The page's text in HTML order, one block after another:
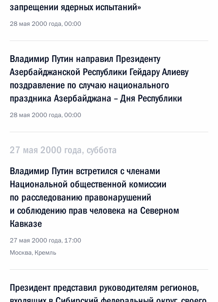
запрещении ядерных испытаний»
28 мая 2000 года, 00:00
Владимир Путин направил Президенту
Азербайджанской Республики Гейдару Алиеву
поздравление по случаю национального
праздника Азербайджана – Дня Республики
28 мая 2000 года, 00:00
27 мая 2000 года, суббота
Владимир Путин встретился с членами
Национальной общественной комиссии
по расследованию правонарушений
и соблюдению прав человека на Северном
Кавказе
27 мая 2000 года, 17:00
Москва, Кремль
Президент представил руководителям регионов,